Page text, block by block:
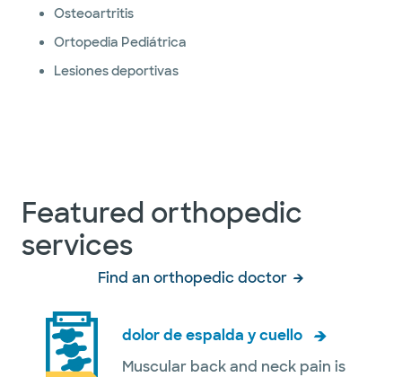
Osteoartritis
Ortopedia Pediátrica
Lesiones deportivas
Featured orthopedic
services
Find an orthopedic doctor
dolor de espalda y cuello
Muscular back and neck pain is